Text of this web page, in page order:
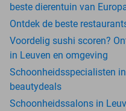
beste dierentuin van
Ontdek de beste
Voordelig sushi scoren?
in Leuven en omgeving
Schoonheidsspecialisten
beautydeals
Schoonheidssalons in